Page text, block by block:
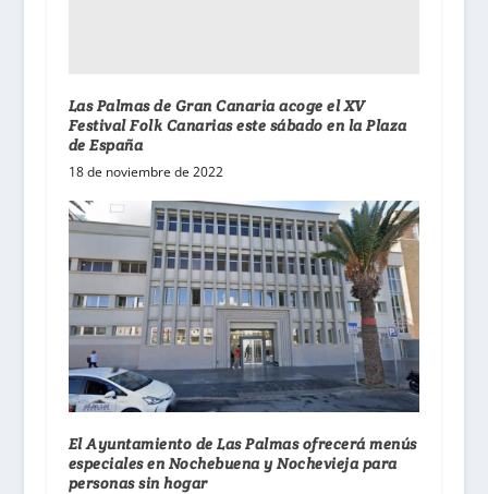
Las Palmas de Gran Canaria acoge el XV
Festival Folk Canarias este sábado en la Plaza
de España
18 de noviembre de 2022
El Ayuntamiento de Las Palmas ofrecerá menús
especiales en Nochebuena y Nochevieja para
personas sin hogar